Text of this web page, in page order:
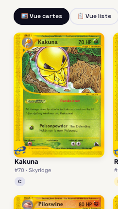
Vue cartes Vue liste
Kakuna
#70 · Skyridge
C